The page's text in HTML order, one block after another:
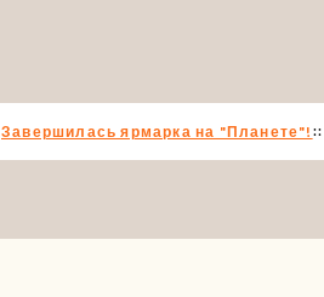
Завершилась ярмарка на "Планете"!